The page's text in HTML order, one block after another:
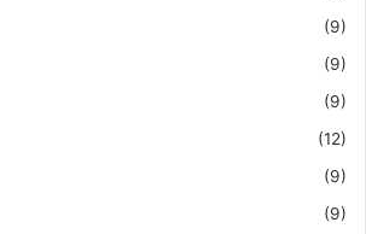
(9)
(9)
(9)
(12)
(9)
(9)